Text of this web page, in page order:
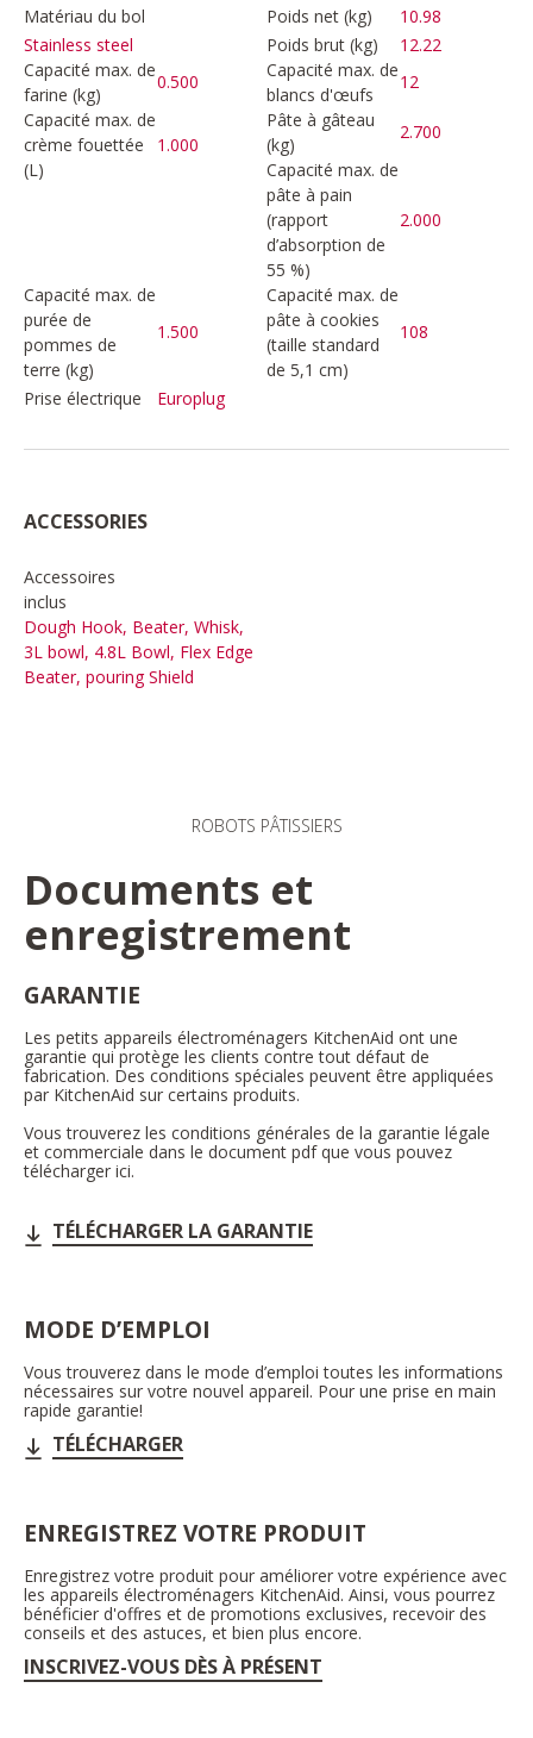
Matériau du bol
Stainless steel
Poids net (kg)
10.98
Poids brut (kg)
12.22
Capacité max. de
farine (kg)
0.500
Capacité max. de
blancs d'œufs
12
Capacité max. de
crème fouettée
(L)
1.000
Pâte à gâteau
(kg)
2.700
Capacité max. de
pâte à pain
(rapport
d’absorption de
55 %)
2.000
Capacité max. de
purée de
pommes de
terre (kg)
1.500
Capacité max. de
pâte à cookies
(taille standard
de 5,1 cm)
108
Prise électrique Europlug
ACCESSORIES
Accessoires
inclus
Dough Hook, Beater, Whisk,
3L bowl, 4.8L Bowl, Flex Edge
Beater, pouring Shield
ROBOTS PÂTISSIERS
Documents et
enregistrement
GARANTIE
Les petits appareils électroménagers KitchenAid ont une
garantie qui protège les clients contre tout défaut de
fabrication. Des conditions spéciales peuvent être appliquées
par KitchenAid sur certains produits.
Vous trouverez les conditions générales de la garantie légale
et commerciale dans le document pdf que vous pouvez
télécharger ici.
TÉLÉCHARGER LA GARANTIE
MODE D’EMPLOI
Vous trouverez dans le mode d’emploi toutes les informations
nécessaires sur votre nouvel appareil. Pour une prise en main
rapide garantie!
TÉLÉCHARGER
ENREGISTREZ VOTRE PRODUIT
Enregistrez votre produit pour améliorer votre expérience avec
les appareils électroménagers KitchenAid. Ainsi, vous pourrez
bénéficier d'offres et de promotions exclusives, recevoir des
conseils et des astuces, et bien plus encore.
INSCRIVEZ-VOUS DÈS À PRÉSENT